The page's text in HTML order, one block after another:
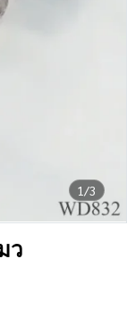
1/3
ว